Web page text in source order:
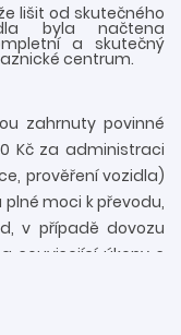
lišit od skutečného
byla načtena
a skutečný
centrum.
zahrnuty povinné
Kč za administraci
prověření vozidla)
moci k převodu,
v případě dovozu
související úkony s
34 34 či přímo v